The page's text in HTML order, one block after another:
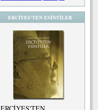
ERCİYES'TEN ESİNTİLER